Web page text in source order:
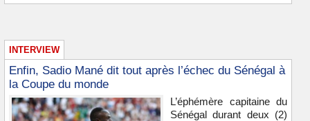
INTERVIEW
Enfin, Sadio Mané dit tout après l’échec du Sénégal à
la Coupe du monde
L’éphémère capitaine du
Sénégal durant deux (2)